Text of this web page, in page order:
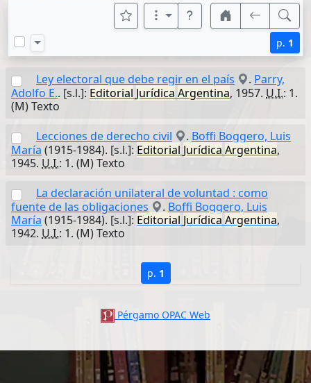
p. 1
Ley electoral que debe regir en el país . Parry,
Adolfo E.. [s.l.]: Editorial Jurídica Argentina, 1957. U.I.: 1.
(M) Texto
Lecciones de derecho civil
. Boffi Boggero, Luis
María (1915-1984). [s.l.]: Editorial Jurídica Argentina,
1945. U.I.: 1. (M) Texto
La declaración unilateral de voluntad : como
fuente de las obligaciones
. Boffi Boggero, Luis
María (1915-1984). [s.l.]: Editorial Jurídica Argentina,
1942. U.I.: 1. (M) Texto
p. 1
Pérgamo OPAC Web